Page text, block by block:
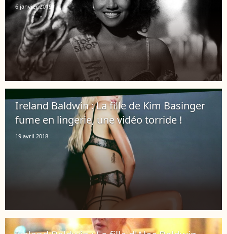
6 janvier 2019
Ireland Baldwin : La fille de Kim Basinger
fume en lingerie, une vidéo torride !
19 avril 2018